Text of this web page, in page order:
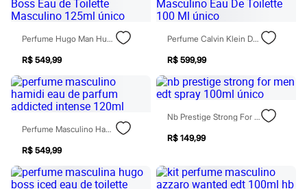
Cuecas
Meias
Pijamas
Moda praia
Biquínis e Maiôs
Blusas de proteção
Sungas
Personagens
Bluey
Hello Kitty
Homem Aranha
Minecraft
Naruto
Patrulha Canina
Perfume Hugo Man Hugo Boss Eau De Toilette Masculino 125ml Único
R$ 549,99
Perfume Calvin Klein Defy Masculino Eau De Toilette 100 Ml Único
R$ 599,99
Perfume Masculino Hamidi Eau De Parfum Addicted Intense 120ml
R$ 549,99
Nb Prestige Strong For Men Edt Spray 100ml Único
R$ 149,99